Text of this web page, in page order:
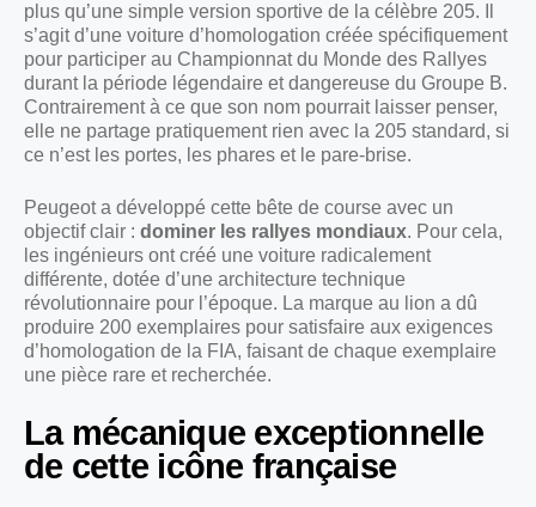
plus qu’une simple version sportive de la célèbre 205. Il
s’agit d’une voiture d’homologation créée spécifiquement
pour participer au Championnat du Monde des Rallyes
durant la période légendaire et dangereuse du Groupe B.
Contrairement à ce que son nom pourrait laisser penser,
elle ne partage pratiquement rien avec la 205 standard, si
ce n’est les portes, les phares et le pare-brise.
Peugeot a développé cette bête de course avec un
objectif clair : dominer les rallyes mondiaux. Pour cela,
les ingénieurs ont créé une voiture radicalement
différente, dotée d’une architecture technique
révolutionnaire pour l’époque. La marque au lion a dû
produire 200 exemplaires pour satisfaire aux exigences
d’homologation de la FIA, faisant de chaque exemplaire
une pièce rare et recherchée.
La mécanique exceptionnelle
de cette icône française